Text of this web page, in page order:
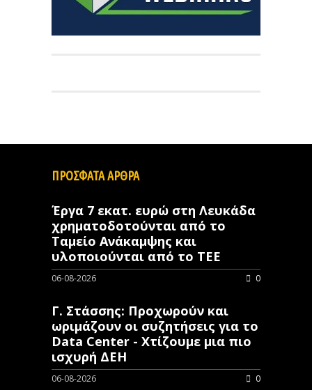
ΠΡΟΣΦΑΤΑ ΑΡΘΡΑ
Έργα 7 εκατ. ευρώ στη Λευκάδα
χρηματοδοτούνται από το
Ταμείο Ανάκαμψης και
υλοποιούνται από το ΤΕΕ
06-08-2026 0
Γ. Στάσσης: Προχωρούν και
ωριμάζουν οι συζητήσεις για το
Data Center - Χτίζουμε μια πιο
ισχυρή ΔΕΗ
06-08-2026 0